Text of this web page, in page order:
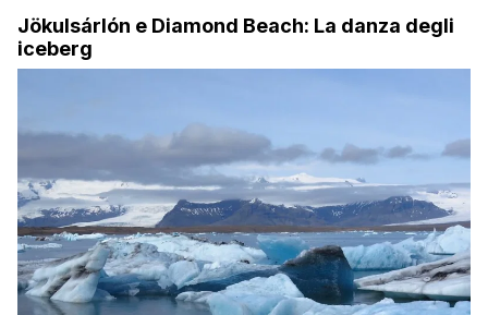
Jökulsárlón e Diamond Beach: La danza degli
iceberg